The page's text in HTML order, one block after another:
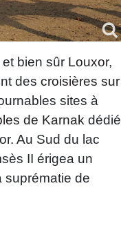
bien sûr Louxor,
des croisières sur
sites à
de Karnak dédié
Au Sud du lac
II érigea un
suprématie de